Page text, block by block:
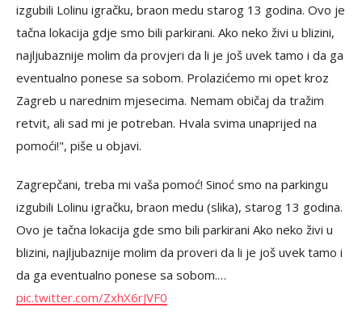
izgubili Lolinu igračku, braon medu starog 13 godina. Ovo je
tačna lokacija gdje smo bili parkirani. Ako neko živi u blizini,
najljubaznije molim da provjeri da li je još uvek tamo i da ga
eventualno ponese sa sobom. Prolazićemo mi opet kroz
Zagreb u narednim mjesecima. Nemam običaj da tražim
retvit, ali sad mi je potreban. Hvala svima unaprijed na
pomoći!", piše u objavi.
Zagrepčani, treba mi vaša pomoć! Sinoć smo na parkingu
izgubili Lolinu igračku, braon medu (slika), starog 13 godina.
Ovo je tačna lokacija gde smo bili parkirani Ako neko živi u
blizini, najljubaznije molim da proveri da li je još uvek tamo i
da ga eventualno ponese sa sobom.…
pic.twitter.com/ZxhX6rJVF0